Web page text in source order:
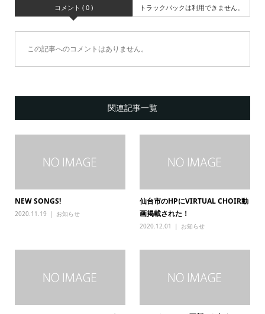
コメント ( 0 ) トラックバックは利用できません。
この記事へのコメントはありません。
関連記事一覧
NEW SONGS!
2020.11.19 お知らせ
仙台市のHPにVIRTUAL CHOIR動
画掲載された！
2020.12.01 お知らせ